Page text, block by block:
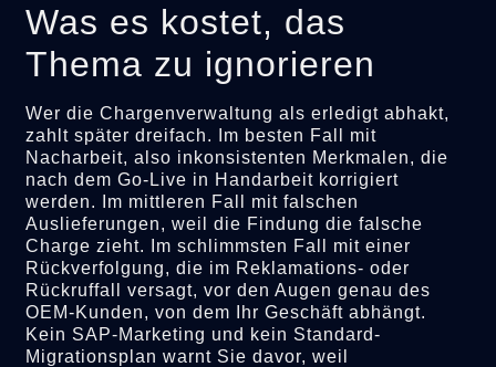
Was es kostet, das
Thema zu ignorieren
Wer die Chargenverwaltung als erledigt abhakt,
zahlt später dreifach. Im besten Fall mit
Nacharbeit, also inkonsistenten Merkmalen, die
nach dem Go-Live in Handarbeit korrigiert
werden. Im mittleren Fall mit falschen
Auslieferungen, weil die Findung die falsche
Charge zieht. Im schlimmsten Fall mit einer
Rückverfolgung, die im Reklamations- oder
Rückruffall versagt, vor den Augen genau des
OEM-Kunden, von dem Ihr Geschäft abhängt.
Kein SAP-Marketing und kein Standard-
Migrationsplan warnt Sie davor, weil